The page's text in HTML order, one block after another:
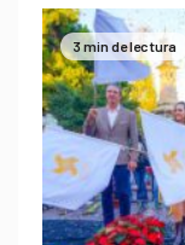
3 min de lectura